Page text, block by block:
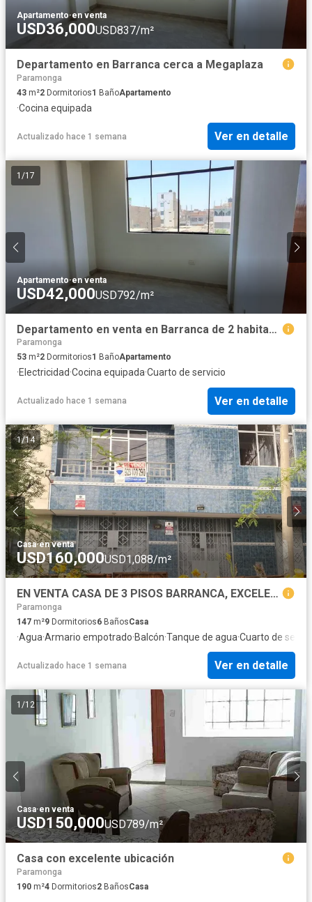
Apartamento·en venta
USD36,000USD837/m²
Departamento en Barranca cerca a Megaplaza
Paramonga
43 m²2 Dormitorios1 BañoApartamento
·Cocina equipada
Actualizado hace 1 semana Ver en detalle
1 /17
Apartamento·en venta
USD42,000USD792/m²
Departamento en venta en Barranca de 2 habitaciones.
Paramonga
53 m²2 Dormitorios1 BañoApartamento
·Electricidad·Cocina equipada·Cuarto de servicio
Actualizado hace 1 semana Ver en detalle
1/14
Casa·en venta
USD160,000USD1,088/m²
EN VENTA CASA DE 3 PISOS BARRANCA, EXCELENTE UBICACIÓN, CERCA A LA PLAYA- PRECIO DE REALIZACIÓN.
Paramonga
147 m²9 Dormitorios6 BañosCasa
·Agua·Armario empotrado·Balcón·Tanque de agua·Cuarto de
Actualizado hace 1 semana Ver en detalle
1 /12
Casa·en venta
USD150,000USD789/m²
Casa con excelente ubicación
Paramonga
190 m²4 Dormitorios2 BañosCasa